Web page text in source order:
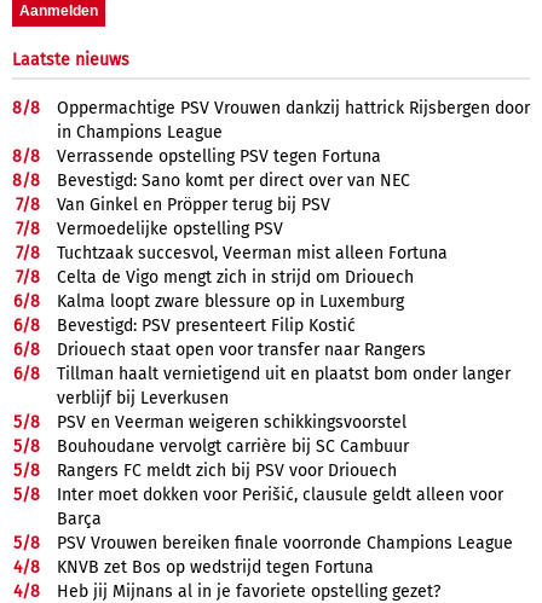
Laatste nieuws
8/8
Oppermachtige PSV Vrouwen dankzij hattrick Rijsbergen door
in Champions League
8/8
Verrassende opstelling PSV tegen Fortuna
8/8
Bevestigd: Sano komt per direct over van NEC
7/8
Van Ginkel en Pröpper terug bij PSV
7/8
Vermoedelijke opstelling PSV
7/8
Tuchtzaak succesvol, Veerman mist alleen Fortuna
7/8
Celta de Vigo mengt zich in strijd om Driouech
6/8
Kalma loopt zware blessure op in Luxemburg
6/8
Bevestigd: PSV presenteert Filip Kostić
6/8
Driouech staat open voor transfer naar Rangers
6/8
Tillman haalt vernietigend uit en plaatst bom onder langer
verblijf bij Leverkusen
5/8
PSV en Veerman weigeren schikkingsvoorstel
5/8
Bouhoudane vervolgt carrière bij SC Cambuur
5/8
Rangers FC meldt zich bij PSV voor Driouech
5/8
Inter moet dokken voor Perišić, clausule geldt alleen voor
Barça
5/8
PSV Vrouwen bereiken finale voorronde Champions League
4/8
KNVB zet Bos op wedstrijd tegen Fortuna
4/8
Heb jij Mijnans al in je favoriete opstelling gezet?